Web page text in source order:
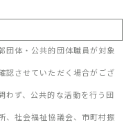
団体・公共的団体職員が対象
認させていただく場合がござ
ず、公共的な活動を行う団
、社会福祉協議会、市町村振